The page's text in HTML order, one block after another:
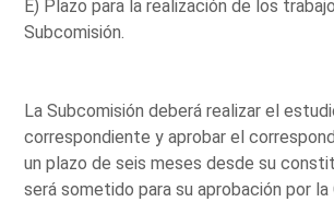
E) Plazo para la realización de los
Subcomisión.
La Subcomisión deberá realizar el
correspondiente y aprobar el
un plazo de seis meses desde su
será sometido para su aprobación por la